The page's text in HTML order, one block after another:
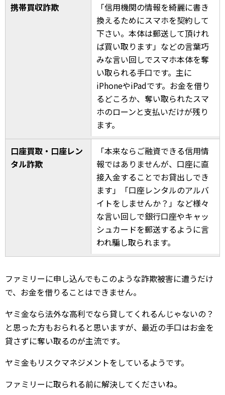
携帯買収詐欺
「信用機関の情報を綺麗に書き
換えるためにスマホを契約して
下さい。本体は郵送して頂けれ
ば買い取ります」などの言葉巧
みな言い回しでスマホ本体を奪
い取られる手口です。主に
iPhoneやiPadです。お金を借り
るどころか、奪い取られたスマ
ホのローンと支払いだけが残り
ます。
口座買取・口座レン
タル詐欺
「本来ならご融資できる信用情
報ではありませんが、口座に直
接入金することでお貸出しでき
ます」「口座レンタルのアルバ
イトをしませんか？」など様々
な言い回しで銀行口座やキャッ
シュカードを郵送するように言
われ騙し取られます。
ファミリーに申し込んでもこのような詐欺被害に遭うだけ
で、お金を借りることはできません。
ヤミ金なら法外な高利でなら貸してくれるんじゃないの？
と思った方もおられると思いますが、最近の手口はお金を
貸さずに奪い取るのが主流です。
ヤミ金もリスクマネジメントをしているようです。
ファミリーに取られる前に解決してくださいね。